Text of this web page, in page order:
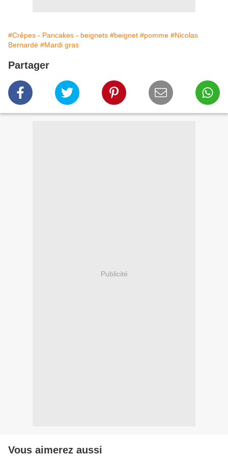
#Crêpes - Pancakes - beignets #beignet #pomme #Nicolas
Bernardé #Mardi gras
Partager
Publicité
Vous aimerez aussi